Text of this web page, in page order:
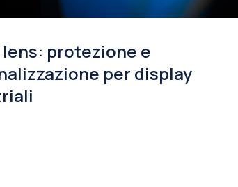
protezione e
per display